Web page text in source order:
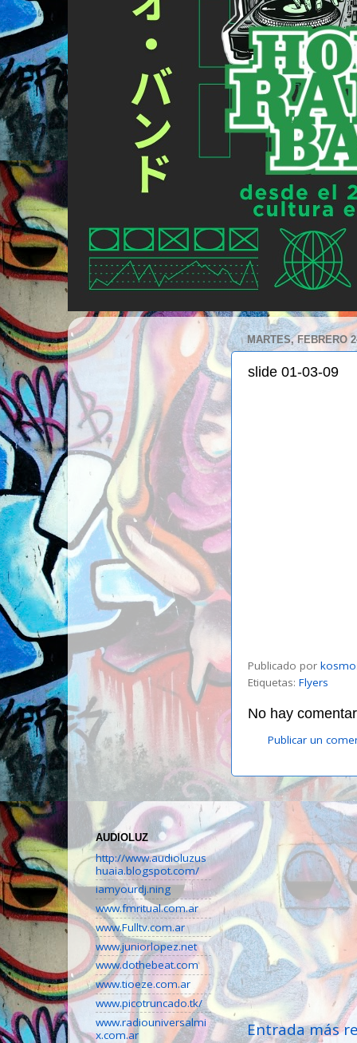
MARTES, FEBRERO
slide 01-03-09
Publicado por
Etiquetas: Flyers
No hay
Publicar un
Entrada más
AUDIOLUZ
http://www.audioluzus
huaia.blogspot.com/
iamyourdj.ning
www.fmritual.com.ar
www.Fulltv.com.ar
www.juniorlopez.net
www.dothebeat.com
www.tioeze.com.ar
www.picotruncado.tk/
www.radiouniversalmi
x.com.ar